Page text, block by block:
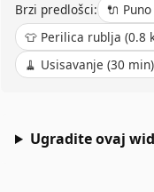
Brzi predlošci: 🔌
👕 Perilica rublja (0.8
🧹 Usisavanje (30 min)
Ugradite ovaj